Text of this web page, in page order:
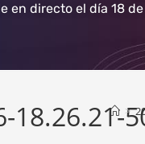
en directo el día 18
18.26.21->